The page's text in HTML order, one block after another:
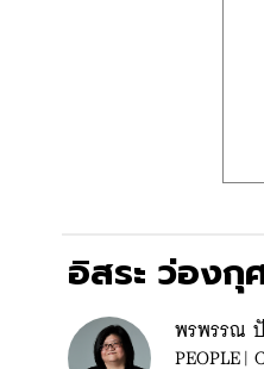
อิสระ ว่องกุ
พรพรรณ ปั
PEOPLE |